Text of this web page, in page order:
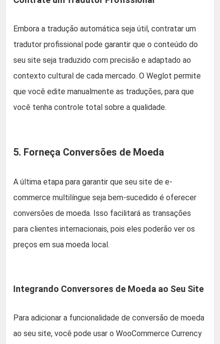
Embora a tradução automática seja útil, contratar um
tradutor profissional pode garantir que o conteúdo do
seu site seja traduzido com precisão e adaptado ao
contexto cultural de cada mercado. O Weglot permite
que você edite manualmente as traduções, para que
você tenha controle total sobre a qualidade.
5. Forneça Conversões de Moeda
A última etapa para garantir que seu site de e-
commerce multilíngue seja bem-sucedido é oferecer
conversões de moeda. Isso facilitará as transações
para clientes internacionais, pois eles poderão ver os
preços em sua moeda local.
Integrando Conversores de Moeda ao Seu Site
Para adicionar a funcionalidade de conversão de moeda
ao seu site, você pode usar o WooCommerce Currency